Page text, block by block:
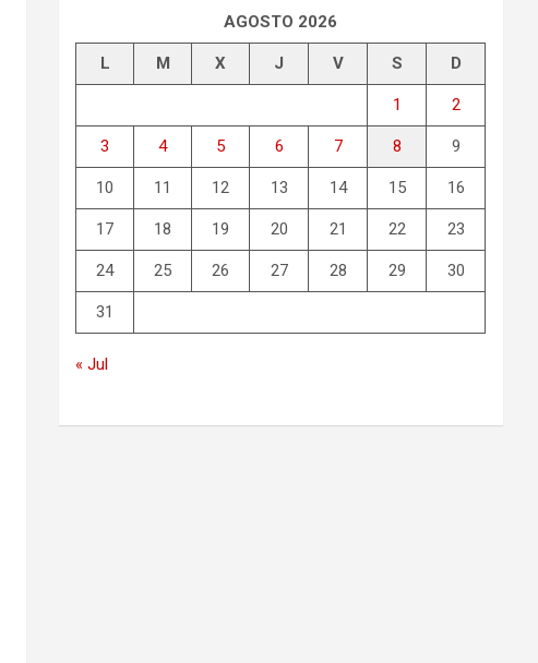
AGOSTO 2026
L M X J V S D
1 2
3 4 5 6 7 8 9
10 11 12 13 14 15 16
17 18 19 20 21 22 23
24 25 26 27 28 29 30
31
« Jul